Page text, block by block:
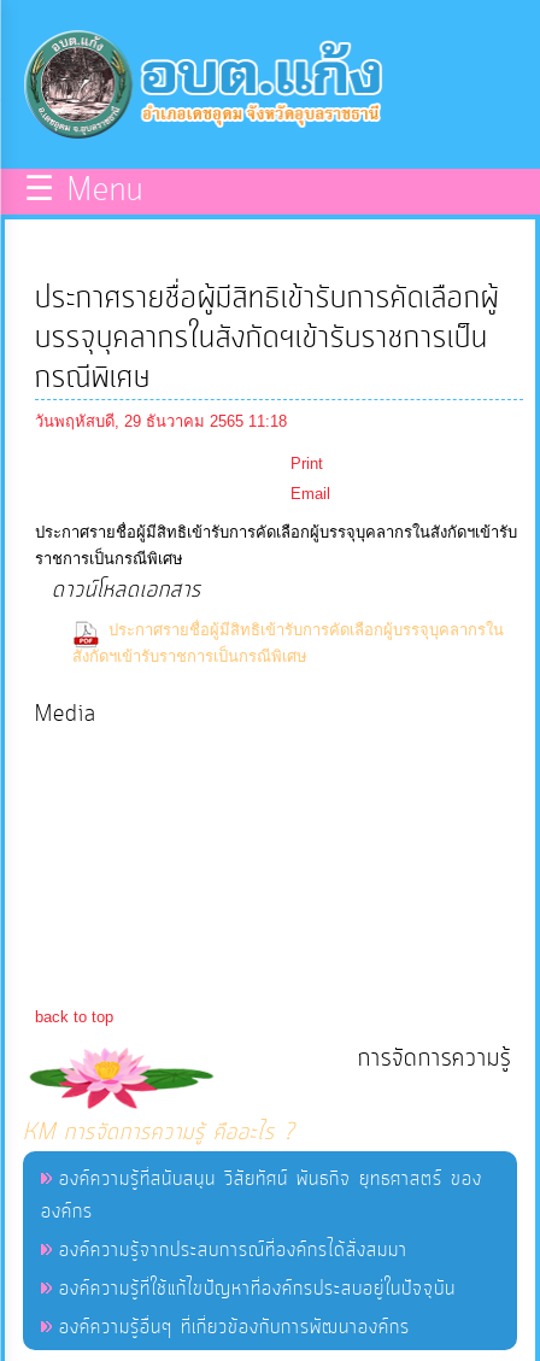
หน้า
หลัก
ข้อมูล
พื้น
บุคลากร
แผน
ยุทธศาสตร์
บริการ
ข้อมูล
จัดการ
การ
บริการ
แผนการ
ใช้
จ่าย
งบ
ประมาณ
ประจำ
ปี
☰ Menu
ประกาศรายชื่อผู้มีสิทธิเข้ารับการคัดเลือกผู้
บรรจุบุคลากรในสังกัดฯเข้ารับราชการเป็น
กรณีพิเศษ
วันพฤหัสบดี, 29 ธันวาคม 2565 11:18
Print
Email
ประกาศรายชื่อผู้มีสิทธิเข้ารับการคัดเลือกผู้บรรจุบุคลากรในสังกัดฯเข้ารับ
ราชการเป็นกรณีพิเศษ
ดาวน์โหลดเอกสาร
ประกาศรายชื่อผู้มีสิทธิเข้ารับการคัดเลือกผู้บรรจุบุคลากรใน
สังกัดฯเข้ารับราชการเป็นกรณีพิเศษ
Media
back to top
การจัดการความรู้
KM การจัดการความรู้ คืออะไร ?
องค์ความรู้ที่สนับสนุน วิสัยทัศน์ พันธกิจ ยุทธศาสตร์ ของ
องค์กร
องค์ความรู้จากประสบการณ์ที่องค์กรได้สั่งสมมา
องค์ความรู้ที่ใช้แก้ไขปัญหาที่องค์กรประสบอยู่ในปัจจุบัน
องค์ความรู้อื่นๆ ที่เกี่ยวข้องกับการพัฒนาองค์กร